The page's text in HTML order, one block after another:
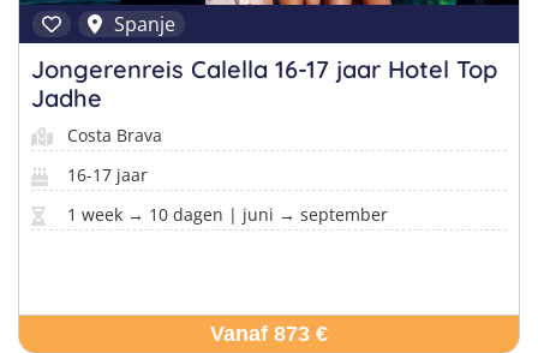
Spanje
Jongerenreis Calella 16-17 jaar Hotel Top
Jadhe
Costa Brava
16-17 jaar
1 week → 10 dagen | juni → september
Vanaf 873 €